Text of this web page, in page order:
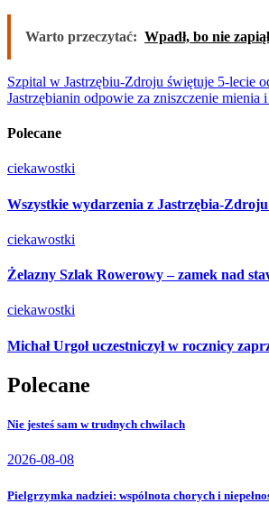
Warto przeczytać: Wpadł, bo nie
Nawigacja
wpisu
Szpital w Jastrzębiu-Zdroju świętuje 5-lecie
Jastrzębianin odpowie za zniszczenie mienia
Polecane
ciekawostki
Wszystkie wydarzenia z Jastrzębia-
ciekawostki
Żelazny Szlak Rowerowy – zamek nad
ciekawostki
Michał Urgoł uczestniczył w rocznicy
Polecane
Nie jesteś sam w trudnych chwilach
2026-08-08
Pielgrzymka nadziei: wspólnota chorych i